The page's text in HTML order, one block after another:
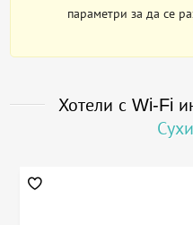
параметри за да се
Хотели с Wi-Fi